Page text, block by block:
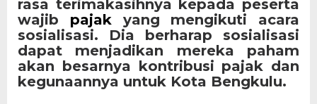
rasa terimakasihnya kepada peserta
wajib pajakyang mengikuti acara
sosialisasi. Dia berharap sosialisasi
dapat menjadikan mereka paham
akan besarnya kontribusi pajak dan
kegunaannya untuk Kota Bengkulu.